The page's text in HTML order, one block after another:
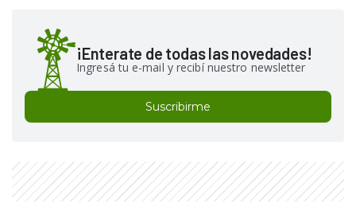
¡Enterate de todas las novedades!
Ingresá tu e-mail y recibí nuestro newsletter
Suscribirme